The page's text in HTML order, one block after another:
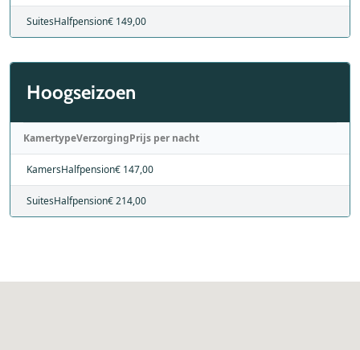
SuitesHalfpension€ 149,00
Hoogseizoen
KamertypeVerzorgingPrijs per nacht
KamersHalfpension€ 147,00
SuitesHalfpension€ 214,00